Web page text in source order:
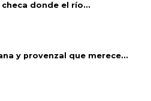
donde el río...
y provenzal que merece...